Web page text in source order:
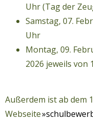
Uhr (Tag der
Samstag, 07.
Uhr
Montag, 09.
2026 jeweils von
Außerdem ist ab dem
Webseite